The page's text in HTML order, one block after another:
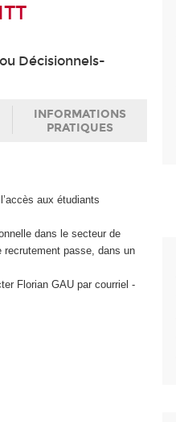
Décisionnels-
INFORMATIONS
PRATIQUES
l’accès aux étudiants
dans le secteur de
passe, dans un
Florian GAU par courriel -